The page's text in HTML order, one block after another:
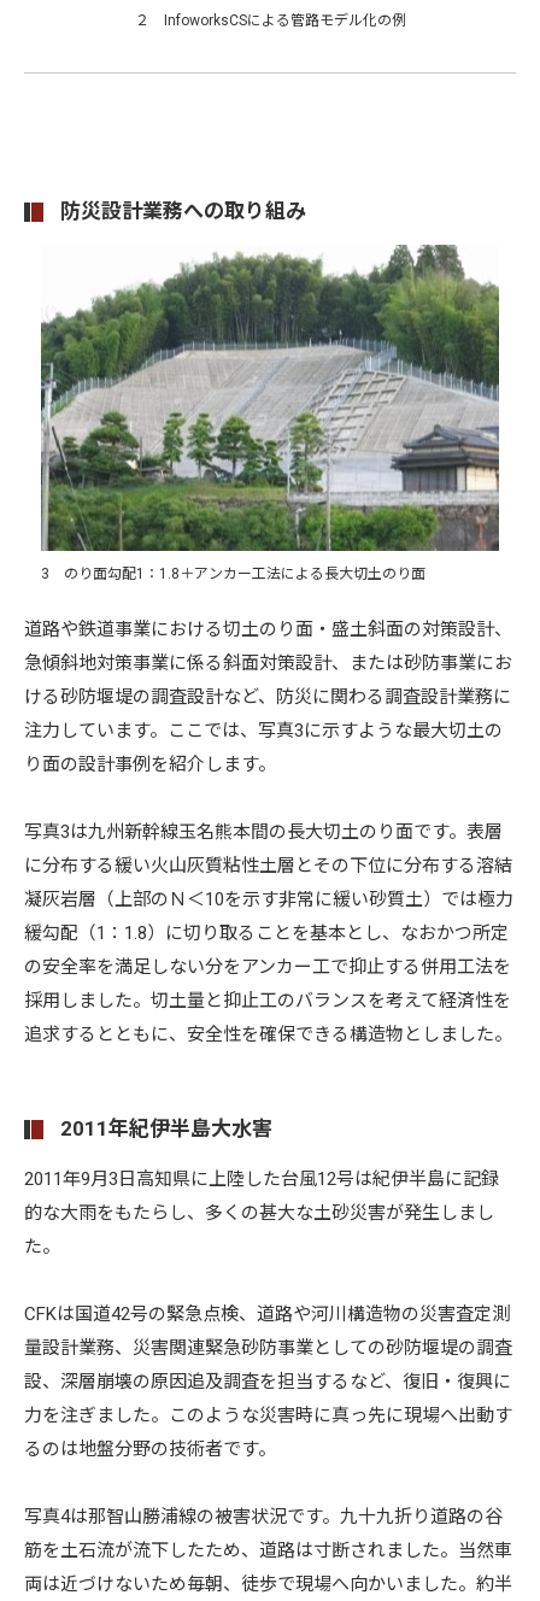
２ InfoworksCSによる管路モデル化の例
防災設計業務への取り組み
3 のり面勾配1：1.8＋アンカー工法による長大切土のり面
道路や鉄道事業における切土のり面・盛土斜面の対策設計、
急傾斜地対策事業に係る斜面対策設計、または砂防事業にお
ける砂防堰堤の調査設計など、防災に関わる調査設計業務に
注力しています。ここでは、写真3に示すような最大切土の
り面の設計事例を紹介します。
写真3は九州新幹線玉名熊本間の長大切土のり面です。表層
に分布する緩い火山灰質粘性土層とその下位に分布する溶結
凝灰岩層（上部のＮ＜10を示す非常に緩い砂質土）では極力
緩勾配（1：1.8）に切り取ることを基本とし、なおかつ所定
の安全率を満足しない分をアンカー工で抑止する併用工法を
採用しました。切土量と抑止工のバランスを考えて経済性を
追求するとともに、安全性を確保できる構造物としました。
2011年紀伊半島大水害
2011年9月3日高知県に上陸した台風12号は紀伊半島に記録
的な大雨をもたらし、多くの甚大な土砂災害が発生しまし
た。
CFKは国道42号の緊急点検、道路や河川構造物の災害査定測
量設計業務、災害関連緊急砂防事業としての砂防堰堤の調査
設、深層崩壊の原因追及調査を担当するなど、復旧・復興に
力を注ぎました。このような災害時に真っ先に現場へ出動す
るのは地盤分野の技術者です。
写真4は那智山勝浦線の被害状況です。九十九折り道路の谷
筋を土石流が流下したため、道路は寸断されました。当然車
両は近づけないため毎朝、徒歩で現場へ向かいました。約半